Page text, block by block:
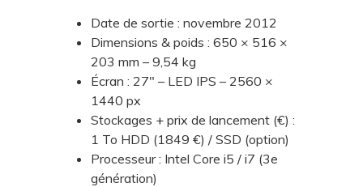
Date de sortie : novembre 2012
Dimensions & poids : 650 × 516 ×
203 mm – 9,54 kg
Écran : 27" – LED IPS – 2560 ×
1440 px
Stockages + prix de lancement (€) :
1 To HDD (1849 €) / SSD (option)
Processeur : Intel Core i5 / i7 (3e
génération)